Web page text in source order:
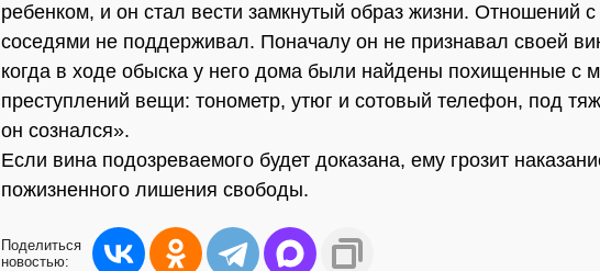
ребенком, и он стал вести замкнутый образ жизни. Отношений
соседями не поддерживал. Поначалу он не признавал своей
когда в ходе обыска у него дома были найдены похищенные с
преступлений вещи: тонометр, утюг и сотовый телефон, под
он сознался».
Если вина подозреваемого будет доказана, ему грозит
пожизненного лишения свободы.
Поделиться
новостью: